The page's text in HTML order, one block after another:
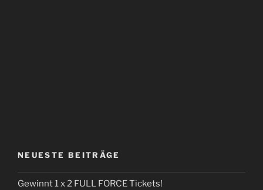
NEUESTE BEITRÄGE
Gewinnt 1 x 2 FULL FORCE Tickets!